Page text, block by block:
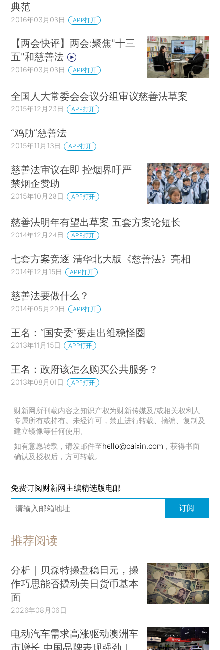
典范
2016年03月03日 APP打开
【两会快评】两会:聚焦"十三
五"和慈善法
2016年03月03日 APP打开
全国人大常委会会议分组审议慈善法草案
2015年12月23日 APP打开
“鸡肋”慈善法
2015年11月13日 APP打开
慈善法审议在即 控烟界吁严
禁烟企赞助
2015年10月28日 APP打开
慈善法明年有望出草案 五套方案论短长
2014年12月24日 APP打开
七套方案竞逐 清华北大版《慈善法》亮相
2014年12月15日 APP打开
慈善法要做什么？
2014年05月20日 APP打开
王名：“国安委”要走出维稳怪圈
2013年11月15日 APP打开
王名：政府该怎么购买公共服务？
2013年08月01日 APP打开
财新网所刊载内容之知识产权为财新传媒及/或相关权利人
专属所有或持有。未经许可，禁止进行转载、摘编、复制及
建立镜像等任何使用。
如有意愿转载，请发邮件至hello@caixin.com ，获得书面
确认及授权后，方可转载。
免费订阅财新网主编精选版电邮
订阅
推荐阅读
分析｜贝森特操盘稳日元，操
作巧思能否撬动美日货币基本
面
2026年08月06日
电动汽车需求高涨驱动澳洲车
市增长 中国品牌表现强劲｜